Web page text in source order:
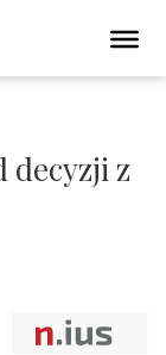
decyzji z